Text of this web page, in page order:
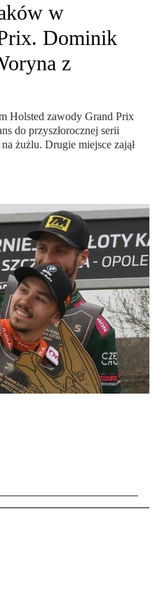
w
Dominik
z
Holsted zawody Grand Prix
do przyszłorocznej serii
żużlu. Drugie miejsce zajął